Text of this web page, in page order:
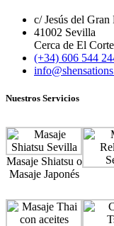
c/ Jesús del
41002 Sevilla
Cerca de El
(+34) 606 544
Nuestros Servicios
Masaje Shiatsu o
Masaje Japonés